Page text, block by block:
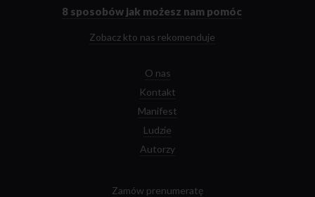
8 sposobów jak możesz nam pomóc
Zobacz kto nas rekomenduje
O nas
Kontakt
Manifest
Ludzie
Autorzy
Zamów prenumeratę